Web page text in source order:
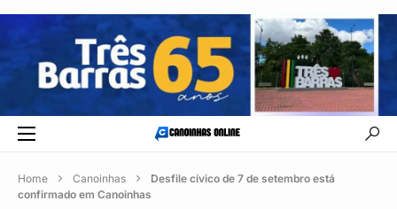
Home Canoinhas
Desfile cívico de 7 de setembro está
confirmado em Canoinhas